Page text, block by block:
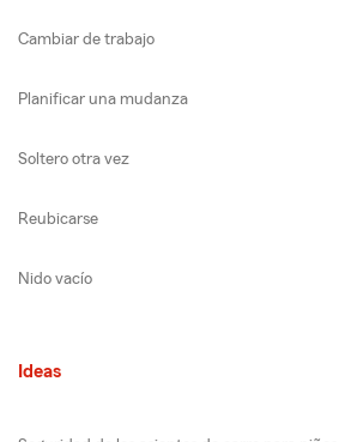
Cambiar de trabajo
Planificar una mudanza
Soltero otra vez
Reubicarse
Nido vacío
Ideas